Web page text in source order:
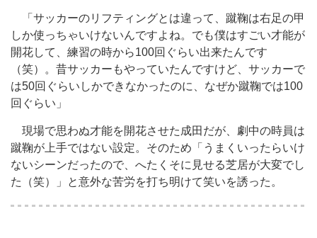
「サッカーのリフティングとは違って、蹴鞠は右足の甲
しか使っちゃいけないんですよね。でも僕はすごい才能が
開花して、練習の時から100回ぐらい出来たんです
（笑）。昔サッカーもやっていたんですけど、サッカーで
は50回ぐらいしかできなかったのに、なぜか蹴鞠では100
回ぐらい」
現場で思わぬ才能を開花させた成田だが、劇中の時員は
蹴鞠が上手ではない設定。そのため「うまくいったらいけ
ないシーンだったので、へたくそに見せる芝居が大変でし
た（笑）」と意外な苦労を打ち明けて笑いを誘った。